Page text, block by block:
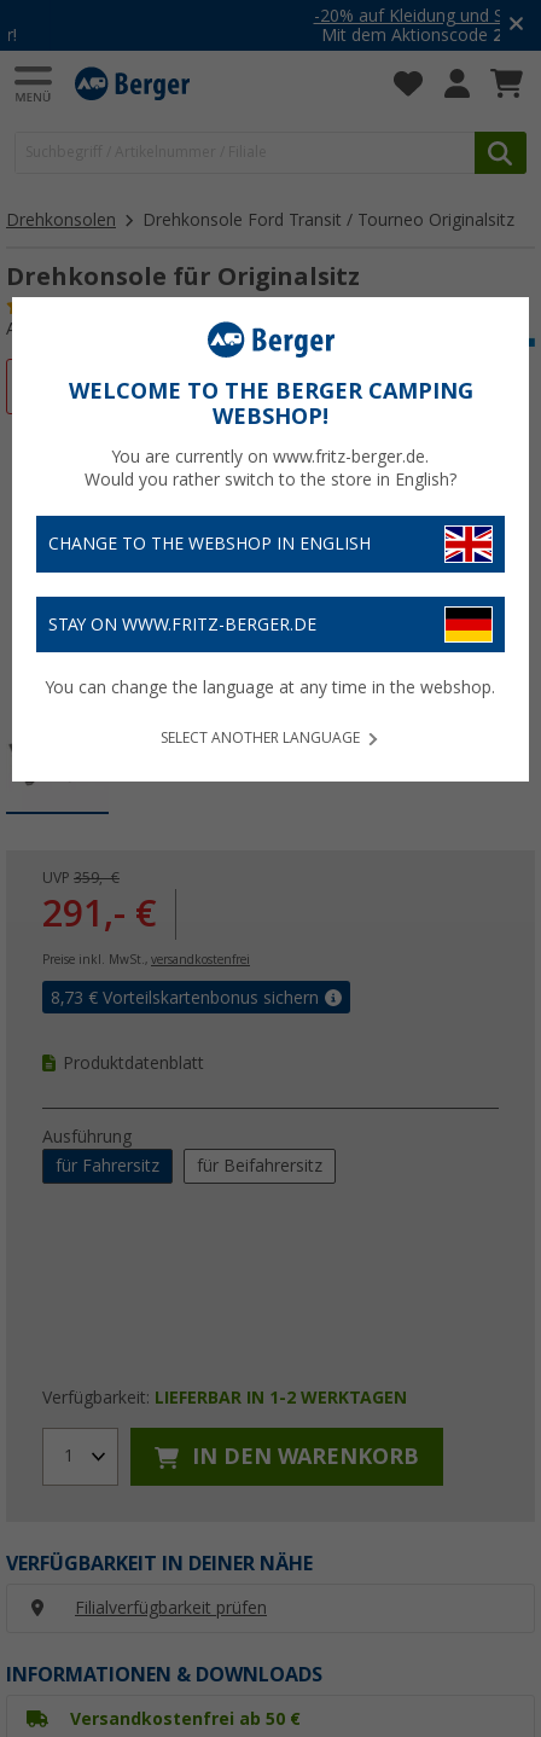
-20% auf Kleidung und Schuhe
Mit dem Aktionscode20SSV
Drehkonsolen Drehkonsole Ford Transit / Tourneo Originalsitz
Drehkonsole für Originalsitz
Art.-Nr.: 168010
UVP 359,- €
291,- €
Preise inkl. MwSt., versandkostenfrei
8,73 € Vorteilskartenbonus sichern
Produktdatenblatt
Ausführung
für Fahrersitz
für Beifahrersitz
Verfügbarkeit: LIEFERBAR IN 1-2 WERKTAGEN
1 IN DEN WARENKORB
VERFÜGBARKEIT IN DEINER NÄHE
Filialverfügbarkeit prüfen
INFORMATIONEN & DOWNLOADS
Versandkostenfrei ab 50 €
WELCOME TO THE BERGER CAMPING
WEBSHOP!
You are currently on www.fritz-berger.de.
Would you rather switch to the store in English?
CHANGE TO THE WEBSHOP IN ENGLISH
STAY ON WWW.FRITZ-BERGER.DE
You can change the language at any time in the webshop.
SELECT ANOTHER LANGUAGE